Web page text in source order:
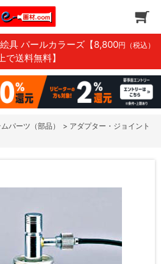
具 パールカラーズ 【8,800円（税込）
で送料無料】
パーツ（部品） > アダプター・ジョイント